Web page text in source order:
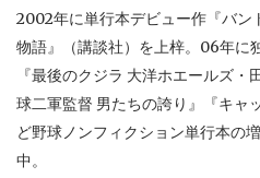
2002年に単行本デビュー作『バ
物語』（講談社）を上梓。06年に
『最後のクジラ 大洋ホエールズ
球二軍監督 男たちの誇り』『キャ
ど野球ノンフィクション単行本の
中。